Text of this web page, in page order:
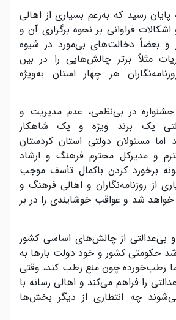
رسید که به‌زعم بسیاری از اهالی
فراوانی بر نحوه برگزاری آن و
و بعضاً دخالت‌های بی‌مورد در شیوه
مثلاً برتر چالش‌هایی را در بین
هر چهار استان به‌ویژه
جشنواره در بی‌نظمی، عدم مدیریت و
یک برند ویژه و یک شاهکار
اما مسئولان دولتی استان کردستان
و مدیرکل محترم فرهنگ و ارشاد
برخورد کردن باکمال تأسف موجب
از روزنامه‌نگاران و اهالی فرهنگ و
خواهد شد و عواقب خوشایندی را در بر
بی‌عدالتی از چالش‌های اساسی کشور
حکومتی کشور و خود دولت بارها به
اما رطب‌خورده چون منع رطب کند، وقتی
را فراهم می‌کند و اهالی رسانه با
چه انتظاری از دیگر بخش‌ها